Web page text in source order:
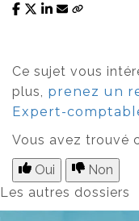
Ce sujet vous
plus, prenez un
Expert-
Vous avez trouvé
Oui
Non
Les autres dossiers